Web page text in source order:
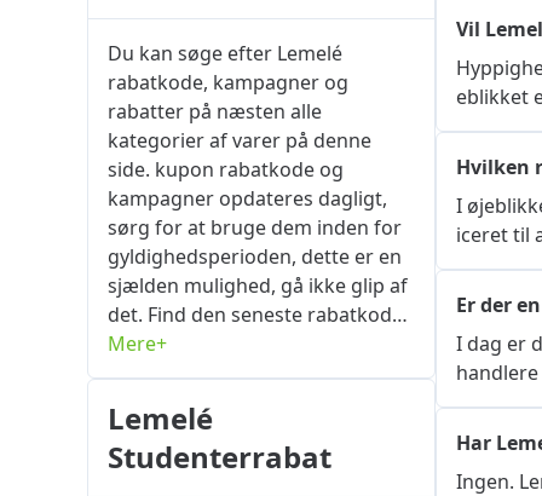
Du kan søge efter Lemelé
rabatkode, kampagner og
rabatter på næsten alle
kategorier af varer på denne
side. kupon rabatkode og
kampagner opdateres dagligt,
sørg for at bruge dem inden for
gyldighedsperioden, dette er en
sjælden mulighed, gå ikke glip af
det. Find den seneste rabatkode
eller kupon for den vare, du
ønsker, via webstedets
dedikerede side om den
pågældende sælger, og klik på
knappen "Få kode" for
Mere+
Lemelé
Studenterrabat
Vil
eblikket
Hvilken
I
iceret til
Er der
I dag er
Har
Ingen.